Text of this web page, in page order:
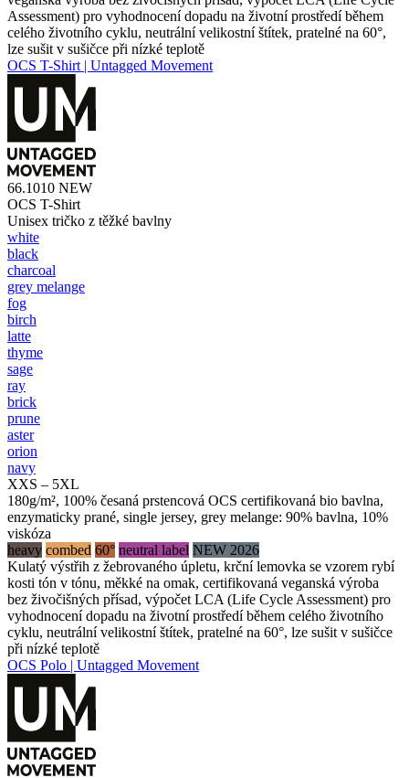
Assessment) pro vyhodnocení dopadu na životní prostředí během
celého životního cyklu, neutrální velikostní štítek, pratelné na 60°,
lze sušit v sušičce při nízké teplotě
OCS T-Shirt | Untagged Movement
66.1010 NEW
OCS T-Shirt
Unisex tričko z těžké bavlny
white
black
charcoal
grey melange
fog
birch
latte
thyme
sage
ray
brick
prune
aster
orion
navy
XXS – 5XL
180g/m², 100% česaná prstencová OCS certifikovaná bio bavlna,
enzymaticky prané, single jersey, grey melange: 90% bavlna, 10%
viskóza
heavy combed 60° neutral label NEW 2026
Kulatý výstřih z žebrovaného úpletu, krční lemovka se vzorem rybí
kosti tón v tónu, měkké na omak, certifikovaná veganská výroba
bez živočišných přísad, výpočet LCA (Life Cycle Assessment) pro
vyhodnocení dopadu na životní prostředí během celého životního
cyklu, neutrální velikostní štítek, pratelné na 60°, lze sušit v sušičce
při nízké teplotě
OCS Polo | Untagged Movement